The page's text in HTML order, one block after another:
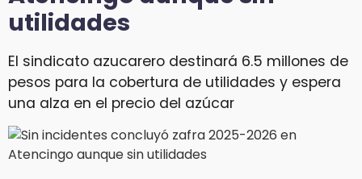
utilidades
El sindicato azucarero destinará 6.5 millones de
pesos para la cobertura de utilidades y espera
una alza en el precio del azúcar